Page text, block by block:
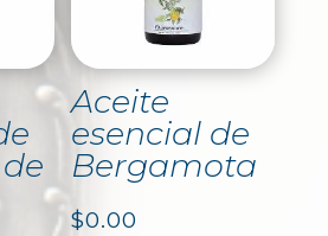
Aceite
esencial de
Bergamota
$0.00